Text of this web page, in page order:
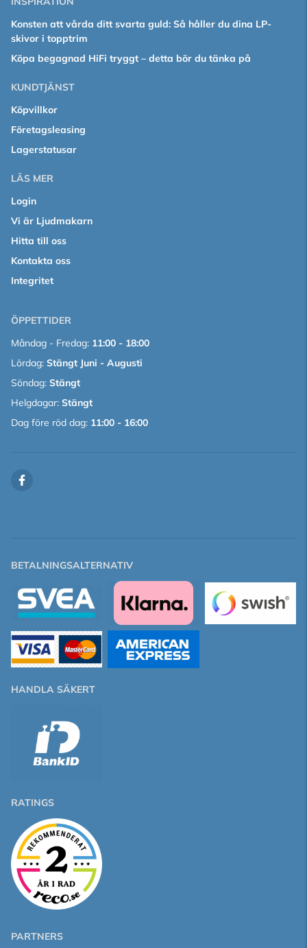
Konsten att vårda ditt svarta guld: Så håller du dina LP-
skivor i topptrim
Köpa begagnad HiFi tryggt – detta bör du tänka på
KUNDTJÄNST
Köpvillkor
Företagsleasing
Lagerstatusar
LÄS MER
Login
Vi är Ljudmakarn
Hitta till oss
Kontakta oss
Integritet
ÖPPETTIDER
Måndag - Fredag: 11:00 - 18:00
Lördag: Stängt Juni - Augusti
Söndag: Stängt
Helgdagar: Stängt
Dag före röd dag: 11:00 - 16:00
BETALNINGSALTERNATIV
HANDLA SÄKERT
RATINGS
PARTNERS